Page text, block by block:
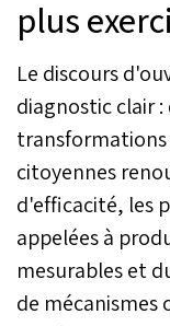
plus
Le discours
diagnostic clair
citoyennes
d'efficacité, les
appelées à
mesurables et
de mécanismes